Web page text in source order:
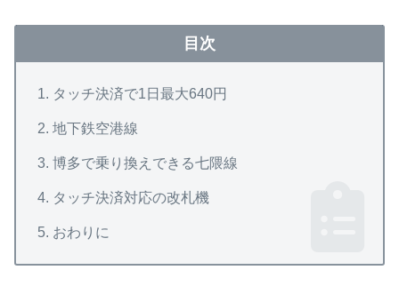
目次
タッチ決済で1日最大640円
地下鉄空港線
博多で乗り換えできる七隈線
タッチ決済対応の改札機
おわりに